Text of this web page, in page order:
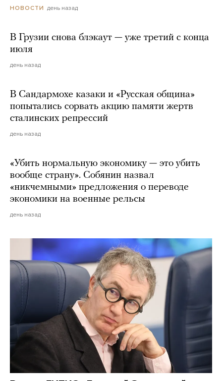
НОВОСТИ день назад
В Грузии снова блэкаут — уже третий с конца
июля
день назад
В Сандармохе казаки и «Русская община»
попытались сорвать акцию памяти жертв
сталинских репрессий
день назад
«Убить нормальную экономику — это убить
вообще страну». Собянин назвал
«никчемными» предложения о переводе
экономики на военные рельсы
день назад